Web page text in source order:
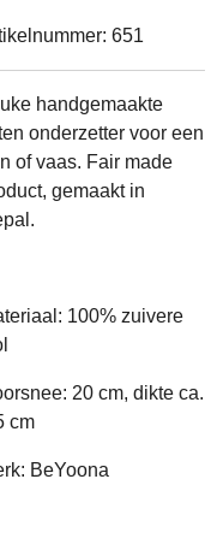
651
handgemaakte
onderzetter voor een
of vaas. Fair made
gemaakt in
100% zuivere
20 cm, dikte ca.
cm
BeYoona